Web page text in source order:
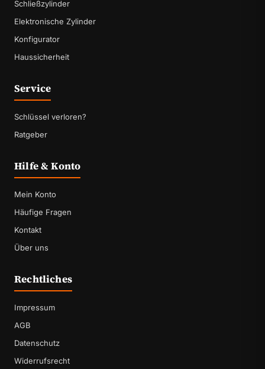
Schließzylinder
Elektronische Zylinder
Konfigurator
Haussicherheit
Service
Schlüssel verloren?
Ratgeber
Hilfe & Konto
Mein Konto
Häufige Fragen
Kontakt
Über uns
Rechtliches
Impressum
AGB
Datenschutz
Widerrufsrecht